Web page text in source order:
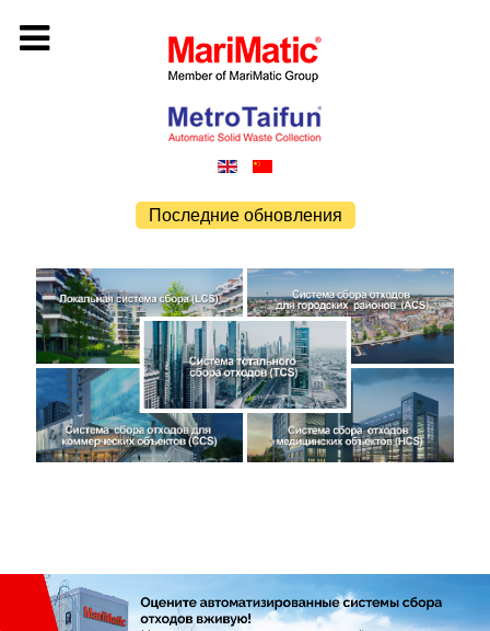
Последние обновления